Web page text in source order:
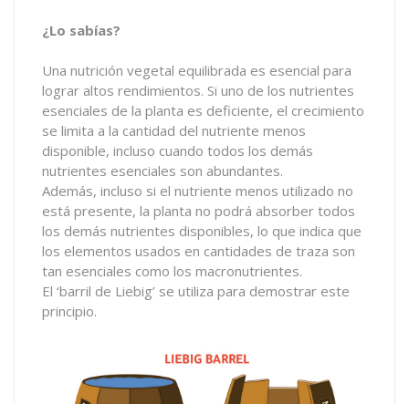
¿Lo sabías?
Una nutrición vegetal equilibrada es esencial para
lograr altos rendimientos. Si uno de los nutrientes
esenciales de la planta es deficiente, el crecimiento
se limita a la cantidad del nutriente menos
disponible, incluso cuando todos los demás
nutrientes esenciales son abundantes.
Además, incluso si el nutriente menos utilizado no
está presente, la planta no podrá absorber todos
los demás nutrientes disponibles, lo que indica que
los elementos usados en cantidades de traza son
tan esenciales como los macronutrientes.
El ‘barril de Liebig’ se utiliza para demostrar este
principio.